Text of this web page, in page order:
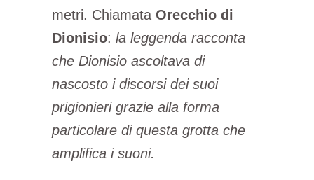
metri. Chiamata Orecchio di
Dionisio: la leggenda racconta
che Dionisio ascoltava di
nascosto i discorsi dei suoi
prigionieri grazie alla forma
particolare di questa grotta che
amplifica i suoni.